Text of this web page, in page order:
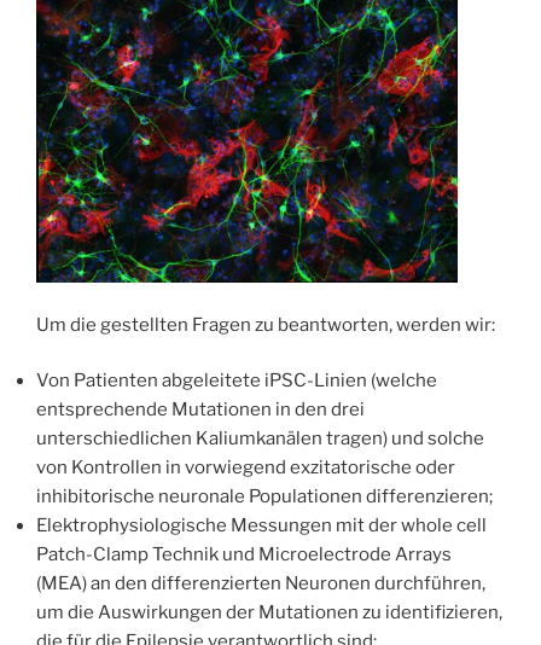
Um die gestellten Fragen zu beantworten, werden wir:
Von Patienten abgeleitete iPSC-Linien (welche
entsprechende Mutationen in den drei
unterschiedlichen Kaliumkanälen tragen) und solche
von Kontrollen in vorwiegend exzitatorische oder
inhibitorische neuronale Populationen differenzieren;
Elektrophysiologische Messungen mit der whole cell
Patch-Clamp Technik und Microelectrode Arrays
(MEA) an den differenzierten Neuronen durchführen,
um die Auswirkungen der Mutationen zu identifizieren,